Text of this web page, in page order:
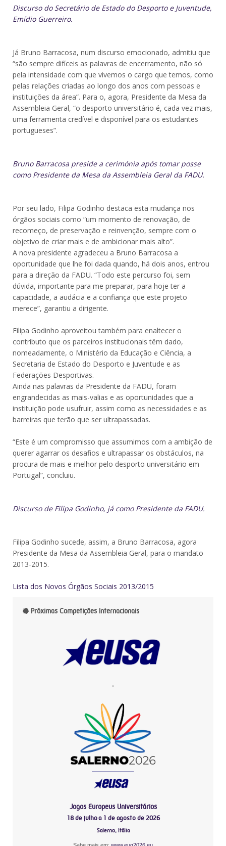
Discurso do Secretário de Estado do Desporto e Juventude,
Emídio Guerreiro.
Já Bruno Barracosa, num discurso emocionado, admitiu que
“são sempre difíceis as palavras de encerramento, não só
pela intensidade com que vivemos o cargo que temos, como
pelas relações criadas ao longo dos anos com pessoas e
instituições da área”. Para o, agora, Presidente da Mesa da
Assembleia Geral, “o desporto universitário é, cada vez mais,
uma ferramenta credível e disponível para os estudantes
portugueses”.
Bruno Barracosa preside a cerimónia após tomar posse
como Presidente da Mesa da Assembleia Geral da FADU.
Por seu lado, Filipa Godinho destaca esta mudança nos
órgãos sociais como “um momento de renovação, de
recomeço, de preservação e reinvenção, sempre com o
objetivo de criar mais e de ambicionar mais alto”.
A nova presidente agradeceu a Bruno Barracosa a
oportunidade que lhe foi dada quando, há dois anos, entrou
para a direção da FADU. “Todo este percurso foi, sem
dúvida, importante para me preparar, para hoje ter a
capacidade, a audácia e a confiança que este projeto
merece”, garantiu a dirigente.
Filipa Godinho aproveitou também para enaltecer o
contributo que os parceiros institucionais têm dado,
nomeadamente, o Ministério da Educação e Ciência, a
Secretaria de Estado do Desporto e Juventude e as
Federações Desportivas.
Ainda nas palavras da Presidente da FADU, foram
engrandecidas as mais-valias e as oportunidades que a
instituição pode usufruir, assim como as necessidades e as
barreiras que terão que ser ultrapassadas.
“Este é um compromisso que assumimos com a ambição de
querer agarrar os desafios e ultrapassar os obstáculos, na
procura de mais e melhor pelo desporto universitário em
Portugal”, concluiu.
Discurso de Filipa Godinho, já como Presidente da FADU.
Filipa Godinho sucede, assim, a Bruno Barracosa, agora
Presidente da Mesa da Assembleia Geral, para o mandato
2013-2015.
Lista dos Novos Órgãos Sociais 2013/2015
Próximas Competições Internacionais
-
Jogos Europeus Universitários
18 de julho a 1 de agosto de 2026
Salerno, Itália